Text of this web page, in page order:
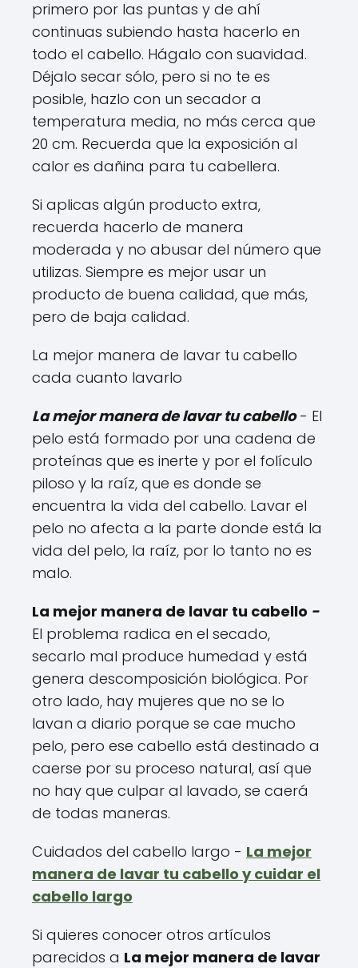
primero por las puntas y de ahí
continuas subiendo hasta hacerlo en
todo el cabello. Hágalo con suavidad.
Déjalo secar sólo, pero si no te es
posible, hazlo con un secador a
temperatura media, no más cerca que
20 cm. Recuerda que la exposición al
calor es dañina para tu cabellera.
Si aplicas algún producto extra,
recuerda hacerlo de manera
moderada y no abusar del número que
utilizas. Siempre es mejor usar un
producto de buena calidad, que más,
pero de baja calidad.
La mejor manera de lavar tu cabello
cada cuanto lavarlo
La mejor manera de lavar tu cabello- El
pelo está formado por una cadena de
proteínas que es inerte y por el folículo
piloso y la raíz, que es donde se
encuentra la vida del cabello. Lavar el
pelo no afecta a la parte donde está la
vida del pelo, la raíz, por lo tanto no es
malo.
La mejor manera de lavar tu cabello -
El problema radica en el secado,
secarlo mal produce humedad y está
genera descomposición biológica. Por
otro lado, hay mujeres que no se lo
lavan a diario porque se cae mucho
pelo, pero ese cabello está destinado a
caerse por su proceso natural, así que
no hay que culpar al lavado, se caerá
de todas maneras.
Cuidados del cabello largo - La mejor
manera de lavar tu cabello y cuidar el
cabello largo
Si quieres conocer otros artículos
parecidos a La mejor manera de lavar